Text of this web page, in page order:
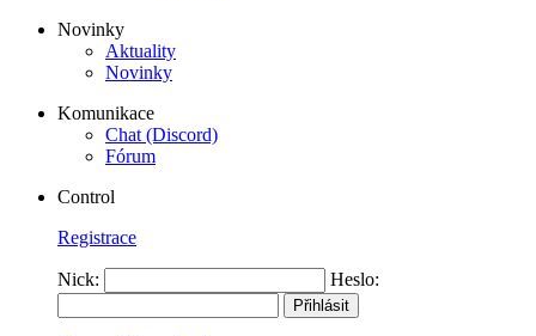
Novinky
Aktuality
Novinky
Komunikace
Chat (Discord)
Fórum
Control
Registrace
Nick: Heslo: